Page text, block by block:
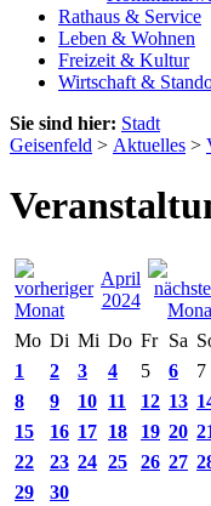
Rathaus & Service
Leben & Wohnen
Freizeit & Kultur
Wirtschaft &
Sie sind hier: Stadt
Geisenfeld > Aktuelles >
April
2024
Mo Di Mi Do Fr Sa
1
2 3 4 5 6
7
8
9 10 11 12 13
15
16 17 18 19 20
22
23 24 25 26 27
29
30